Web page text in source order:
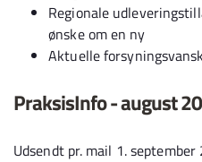
Regionale
ønske om en ny
Aktuelle
PraksisInfo - august
Udsendt pr. mail 1. september